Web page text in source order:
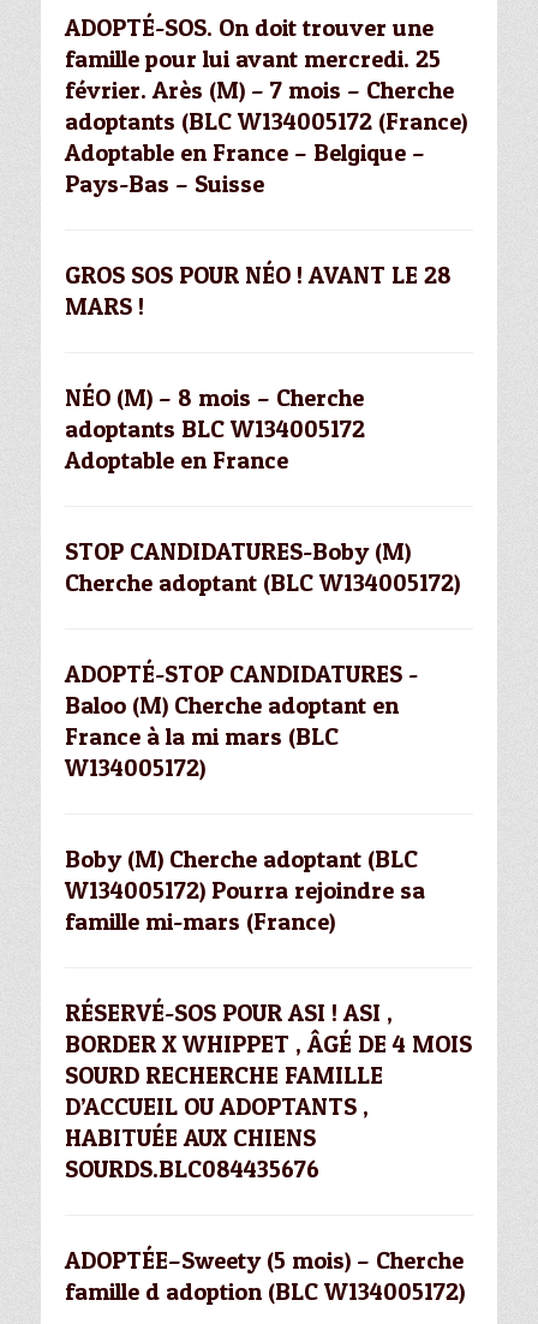
ADOPTÉ-SOS. On doit trouver une
famille pour lui avant mercredi. 25
février. Arès (M) – 7 mois – Cherche
adoptants (BLC W134005172 (France)
Adoptable en France – Belgique –
Pays-Bas – Suisse
GROS SOS POUR NÉO ! AVANT LE 28
MARS !
NÉO (M) – 8 mois – Cherche
adoptants BLC W134005172
Adoptable en France
STOP CANDIDATURES-Boby (M)
Cherche adoptant (BLC W134005172)
ADOPTÉ-STOP CANDIDATURES -
Baloo (M) Cherche adoptant en
France à la mi mars (BLC
W134005172)
Boby (M) Cherche adoptant (BLC
W134005172) Pourra rejoindre sa
famille mi-mars (France)
RÉSERVÉ-SOS POUR ASI ! ASI ,
BORDER X WHIPPET , ÂGÉ DE 4 MOIS
SOURD RECHERCHE FAMILLE
D’ACCUEIL OU ADOPTANTS ,
HABITUÉE AUX CHIENS
SOURDS.BLC084435676
ADOPTÉE–Sweety (5 mois) – Cherche
famille d adoption (BLC W134005172)